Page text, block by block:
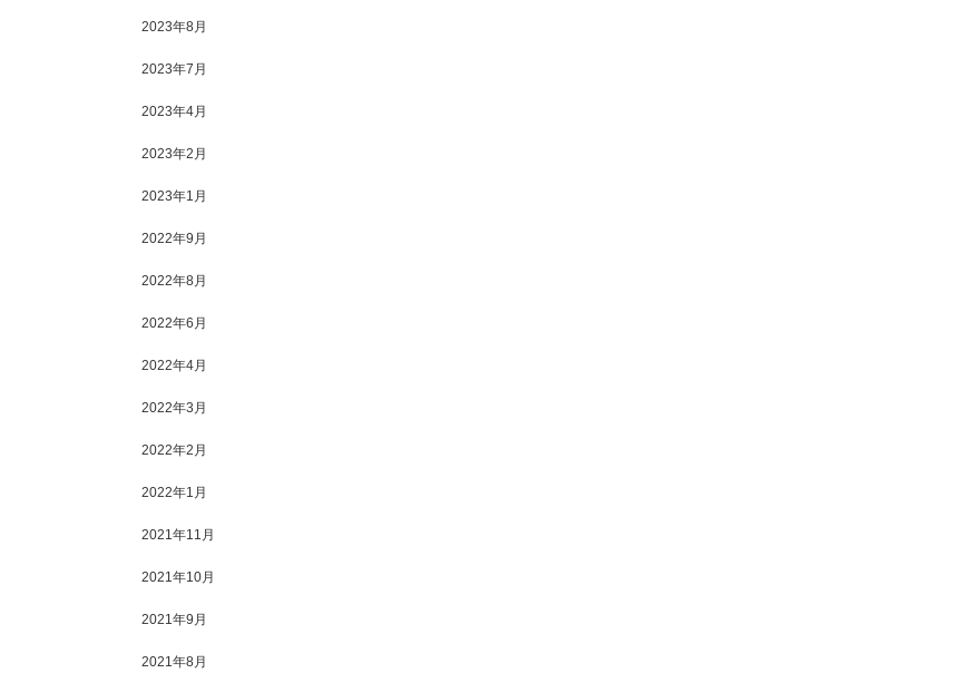
2023年8月
2023年7月
2023年4月
2023年2月
2023年1月
2022年9月
2022年8月
2022年6月
2022年4月
2022年3月
2022年2月
2022年1月
2021年11月
2021年10月
2021年9月
2021年8月